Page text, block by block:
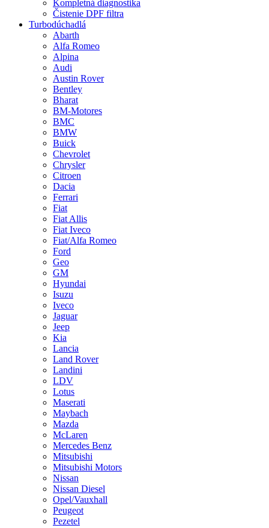
Kompletná diagnostika
Čistenie DPF filtra
Turbodúchadlá
Abarth
Alfa Romeo
Alpina
Audi
Austin Rover
Bentley
Bharat
BM-Motores
BMC
BMW
Buick
Chevrolet
Chrysler
Citroen
Dacia
Ferrari
Fiat
Fiat Allis
Fiat Iveco
Fiat/Alfa Romeo
Ford
Geo
GM
Hyundai
Isuzu
Iveco
Jaguar
Jeep
Kia
Lancia
Land Rover
Landini
LDV
Lotus
Maserati
Maybach
Mazda
McLaren
Mercedes Benz
Mitsubishi
Mitsubishi Motors
Nissan
Nissan Diesel
Opel/Vauxhall
Peugeot
Pezetel